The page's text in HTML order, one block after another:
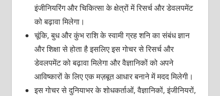
इंजीनियरिंग और चिकित्‍सा के क्षेत्रों में रिसर्च और डेवलपमेंट
को बढ़ावा मिलेगा।
चूंकि, बुध और कुंभ राशि के स्‍वामी ग्रह शनि का संबंध ज्ञान
और शिक्षा से होता है इसलिए इस गोचर से रिसर्च और
डेवलपमेंट को बढ़ावा मिलेगा और वैज्ञानिकों को अपने
आविष्‍कारों के लिए एक मज़बूत आधार बनाने में मदद मिलेगी।
इस गोचर से दुनियाभर के शोधकर्ताओं, वैज्ञानिकों, इंजीनियरों,